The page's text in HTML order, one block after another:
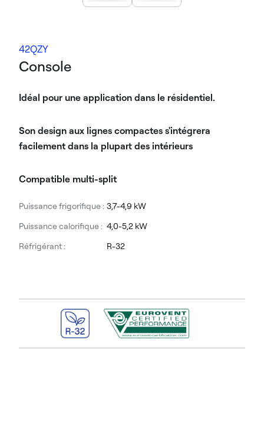
42QZY
Console
Idéal pour une application dans le résidentiel.
Son design aux lignes compactes s'intégrera
facilement dans la plupart des intérieurs
Compatible multi-split
Puissance frigorifique : 3,7-4,9 kW
Puissance calorifique : 4,0-5,2 kW
Réfrigérant :
R-32